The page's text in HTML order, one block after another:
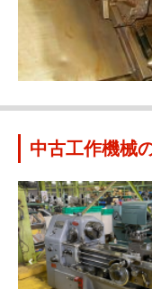
中古工作機械